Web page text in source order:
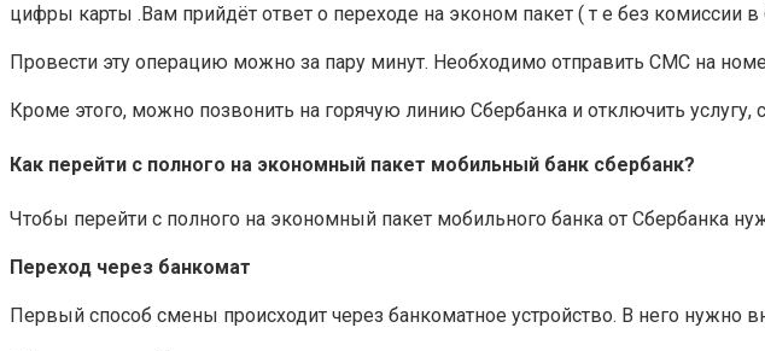
цифры карты .Вам прийдёт ответ о переходе на эконом пакет ( т е без комиссии в
Провести эту операцию можно за пару минут. Необходимо отправить СМС на
Кроме этого, можно позвонить на горячую линию Сбербанка и отключить услугу,
Как перейти с полного на экономный пакет мобильный банк сбербанк?
Чтобы перейти с полного на экономный пакет мобильного банка от Сбербанка
Переход через банкомат
Первый способ смены происходит через банкоматное устройство. В него нужно